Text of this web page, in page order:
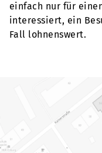
einfach nur für
interessiert, ein
Fall lohnenswert.